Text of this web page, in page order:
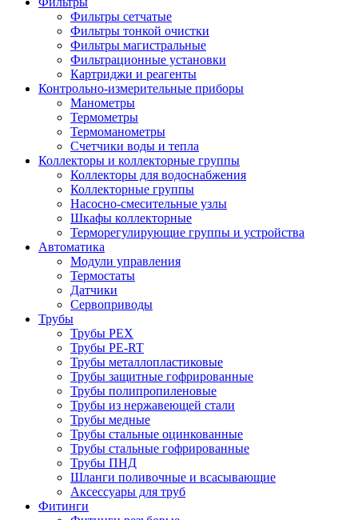
Фильтры сетчатые
Фильтры тонкой очистки
Фильтры магистральные
Фильтрационные установки
Картриджи и реагенты
Контрольно-измерительные приборы
Манометры
Термометры
Термоманометры
Счетчики воды и тепла
Коллекторы и коллекторные группы
Коллекторы для водоснабжения
Коллекторные группы
Насосно-смесительные узлы
Шкафы коллекторные
Терморегулирующие группы и устройства
Автоматика
Модули управления
Термостаты
Датчики
Сервоприводы
Трубы
Трубы PEX
Трубы PE-RT
Трубы металлопластиковые
Трубы защитные гофрированные
Трубы полипропиленовые
Трубы из нержавеющей стали
Трубы медные
Трубы стальные оцинкованные
Трубы стальные гофрированные
Трубы ПНД
Шланги поливочные и всасывающие
Аксессуары для труб
Фитинги